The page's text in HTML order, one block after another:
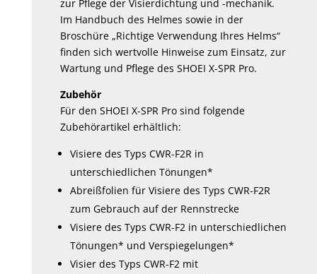
zur Pflege der Visierdichtung und -mechanik.
Im Handbuch des Helmes sowie in der
Broschüre „Richtige Verwendung Ihres Helms“
finden sich wertvolle Hinweise zum Einsatz, zur
Wartung und Pflege des SHOEI X-SPR Pro.
Zubehör
Für den SHOEI X-SPR Pro sind folgende
Zubehörartikel erhältlich:
Visiere des Typs CWR-F2R in
unterschiedlichen Tönungen*
Abreißfolien für Visiere des Typs CWR-F2R
zum Gebrauch auf der Rennstrecke
Visiere des Typs CWR-F2 in unterschiedlichen
Tönungen* und Verspiegelungen*
Visier des Typs CWR-F2 mit